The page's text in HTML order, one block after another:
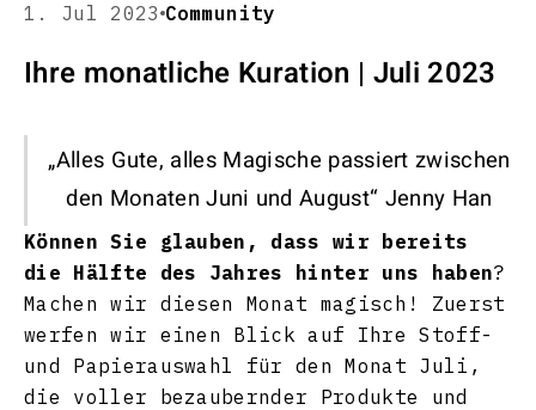
1. Jul 2023 Community
Ihre monatliche Kuration | Juli 2023
„Alles Gute, alles Magische passiert zwischen
den Monaten Juni und August“ Jenny Han
Können Sie glauben, dass wir bereits
die Hälfte des Jahres hinter uns haben?
Machen wir diesen Monat magisch! Zuerst
werfen wir einen Blick auf Ihre Stoff-
und Papierauswahl für den Monat Juli,
die voller bezaubernder Produkte und